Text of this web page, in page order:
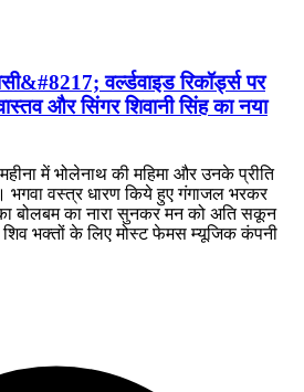
वर्ल्डवाइड रिकॉर्ड्स पर
और सिंगर शिवानी सिंह का नया
में भोलेनाथ की महिमा और उनके प्रीति
भगवा वस्त्र धारण किये हुए गंगाजल भरकर
बोलबम का नारा सुनकर मन को अति सकून
भक्तों के लिए मोस्ट फेमस म्यूजिक कंपनी